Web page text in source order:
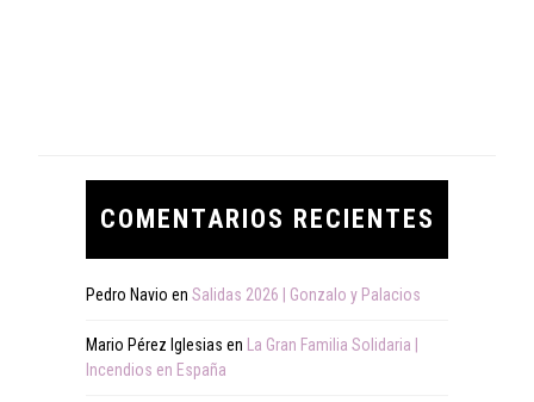
COMENTARIOS RECIENTES
Pedro Navio en Salidas 2026 | Gonzalo y Palacios
Mario Pérez Iglesias en
La Gran Familia Solidaria |
Incendios en España